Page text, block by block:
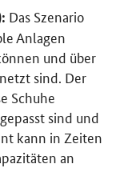
Das Szenario
Anlagen
und über
sind. Der
Schuhe
sind und
kann in Zeiten
an